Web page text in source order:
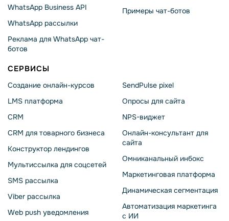
WhatsApp Business API
WhatsApp рассылки
Реклама для WhatsApp чат-
ботов
Примеры чат-ботов
СЕРВИСЫ
Создание онлайн-курсов
LMS платформа
CRM
CRM для товарного бизнеса
Конструктор лендингов
Мультиссылка для соцсетей
SMS рассылка
Viber рассылка
Web push уведомления
SendPulse pixel
Опросы для сайта
NPS-виджет
Онлайн-консультант для
сайта
Омниканальный инбокс
Маркетинговая платформа
Динамическая сегментация
Автоматизация маркетинга
с ИИ